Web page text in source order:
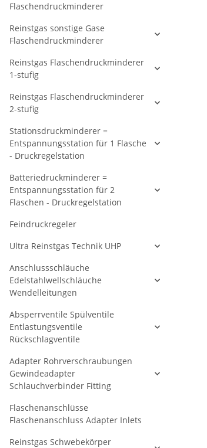
Flaschendruckminderer
Reinstgas sonstige Gase
Flaschendruckminderer
Reinstgas Flaschendruckminderer
1-stufig
Reinstgas Flaschendruckminderer
2-stufig
Stationsdruckminderer =
Entspannungsstation für 1 Flasche
- Druckregelstation
Batteriedruckminderer =
Entspannungsstation für 2
Flaschen - Druckregelstation
Feindruckregeler
Ultra Reinstgas Technik UHP
Anschlussschläuche
Edelstahlwellschläuche
Wendelleitungen
Absperrventile Spülventile
Entlastungsventile
Rückschlagventile
Adapter Rohrverschraubungen
Gewindeadapter
Schlauchverbinder Fitting
Flaschenanschlüsse
Flaschenanschluss Adapter Inlets
Reinstgas Schwebekörper